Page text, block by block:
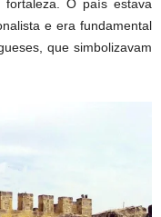
O país estava
e era fundamental
que simbolizavam